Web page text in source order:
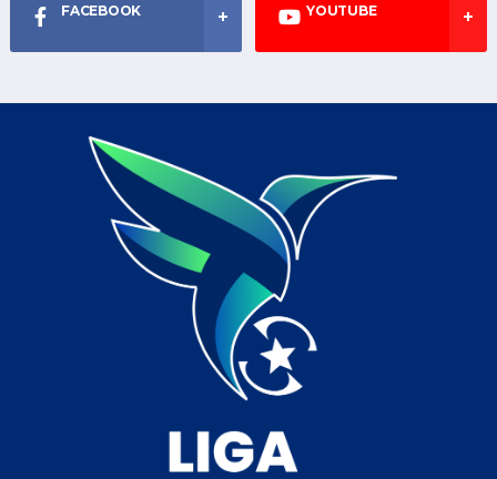
FACEBOOK YOUTUBE